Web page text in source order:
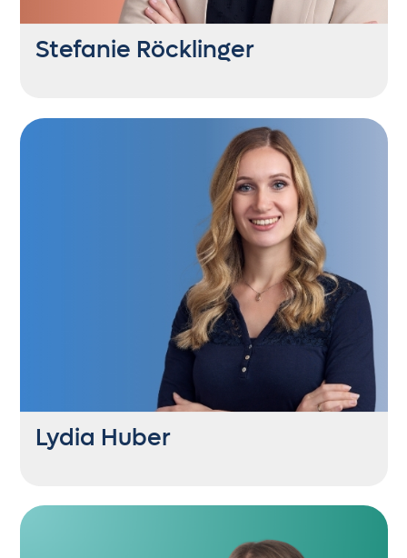
Stefanie Röcklinger
+43 6235 21444 42
Einst hoch hinaus auf dem Einrad, heute
findet man sie als Marketenderin auf
sämtlichen Musikfesten.
Lydia Huber